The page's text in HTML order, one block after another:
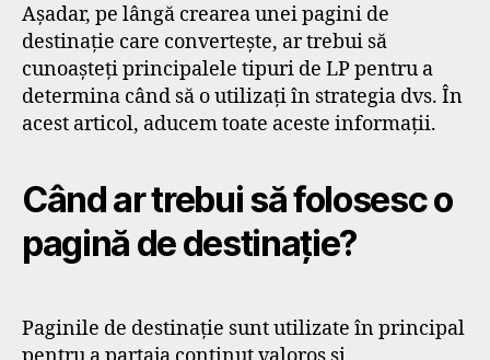
Așadar, pe lângă crearea unei pagini de
destinație care convertește, ar trebui să
cunoașteți principalele tipuri de LP pentru a
determina când să o utilizați în strategia dvs. În
acest articol, aducem toate aceste informații.
Când ar trebui să folosesc o
pagină de destinație?
Paginile de destinație sunt utilizate în principal